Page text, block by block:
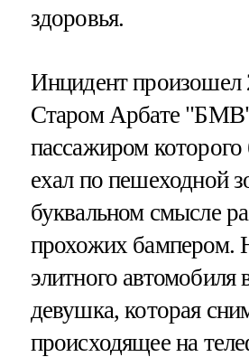
здоровья.
Инцидент
Старом Арбате
пассажиром
ехал по пешеходной
буквальном смысле
прохожих бампером.
элитного автомобиля
девушка, которая
происходящее на